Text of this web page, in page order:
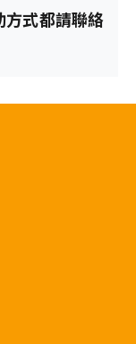
式都請聯絡